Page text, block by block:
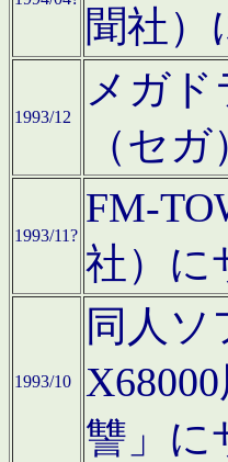
聞社）
1993/12
メガ
（セ
1993/11?
FM-
社）に
1993/10
同人ソ
讐」に